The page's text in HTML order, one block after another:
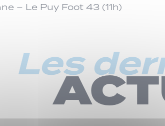
– Le Puy Foot 43 (11h)
Les